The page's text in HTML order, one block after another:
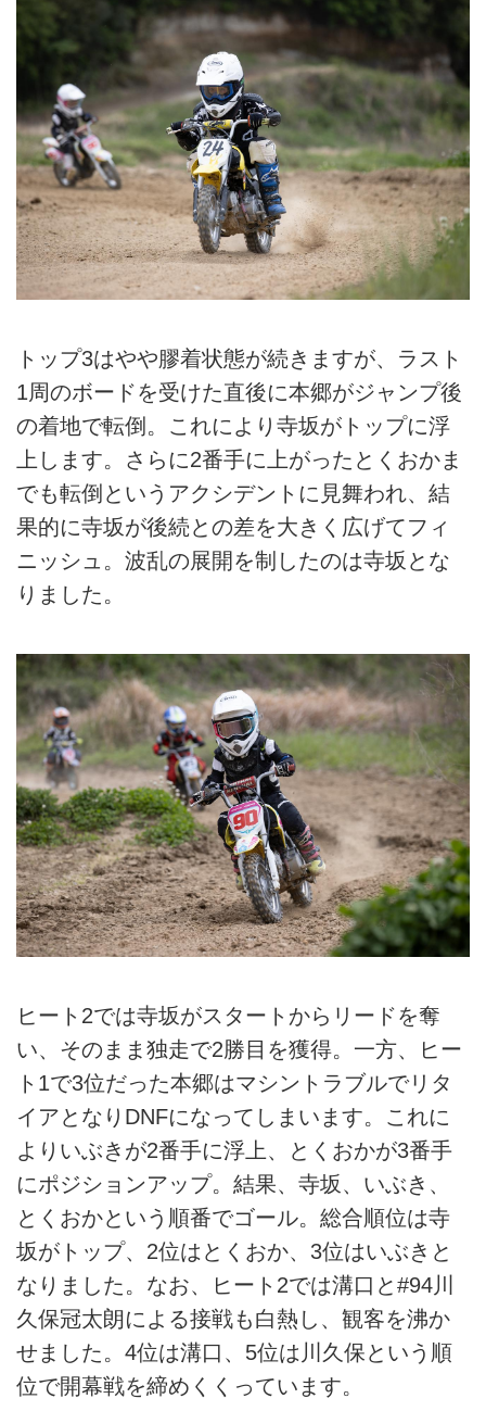
トップ3はやや膠着状態が続きますが、ラスト
1周のボードを受けた直後に本郷がジャンプ後
の着地で転倒。これにより寺坂がトップに浮
上します。さらに2番手に上がったとくおかま
でも転倒というアクシデントに見舞われ、結
果的に寺坂が後続との差を大きく広げてフィ
ニッシュ。波乱の展開を制したのは寺坂とな
りました。
ヒート2では寺坂がスタートからリードを奪
い、そのまま独走で2勝目を獲得。一方、ヒー
ト1で3位だった本郷はマシントラブルでリタ
イアとなりDNFになってしまいます。これに
よりいぶきが2番手に浮上、とくおかが3番手
にポジションアップ。結果、寺坂、いぶき、
とくおかという順番でゴール。総合順位は寺
坂がトップ、2位はとくおか、3位はいぶきと
なりました。なお、ヒート2では溝口と#94川
久保冠太朗による接戦も白熱し、観客を沸か
せました。4位は溝口、5位は川久保という順
位で開幕戦を締めくくっています。